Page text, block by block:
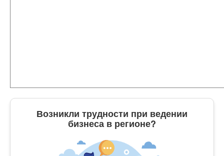
Возникли трудности при ведении
бизнеса в регионе?